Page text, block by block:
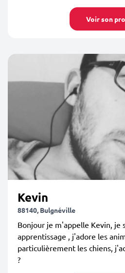
Voir son
Kevin
88140, Bulgnéville
Bonjour je m'appelle Kevin, je
apprentissage , j'adore les
particulièrement les chiens,
?